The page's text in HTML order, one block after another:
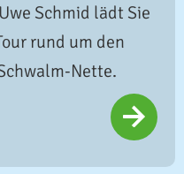
Schmid lädt Sie
rund um den
Nette.